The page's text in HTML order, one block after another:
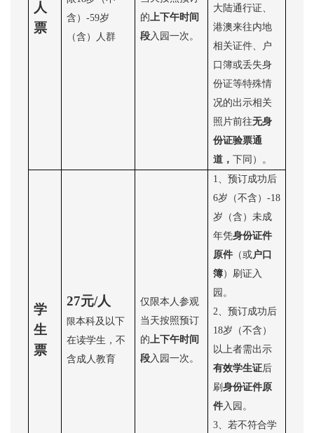
人
票
含）-59岁
（含）人群
的 上下午时间
段 入园一次。
大陆通行证、
港澳来往内地
相关证件、户
口簿或丢失身
份证等特殊情
况的出示相关
照片前往无身
份证验票通
道， 下同）。
学
生
票
27元/人
限本科及以下
在读学生，不
含成人教育
仅限本人参观
当天按照预订
的 上下午时间
段 入园一次。
1、 预订成功后
6岁（不含）-18
岁（含）未成
年凭身份证件
原件 （或 户口
簿）刷证入
园。
2、 预订成功后
18岁（不含）
以上者需出示
有效学生证后
刷 身份证件原
件 入园。
3、若不符合学